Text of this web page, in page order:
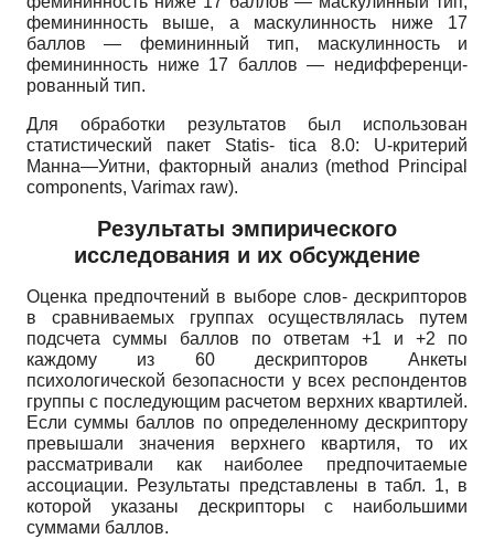
фемининность выше, а маскулинность ниже 17
баллов — феми­нинный тип, маскулинность и
феминин­ность ниже 17 баллов — недифференци­
рованный тип.
Для обработки результатов был использован
статистический пакет Statis- tica 8.0: U-критерий
Манна—Уитни, факторный анализ (method Principal
components, Varimax raw).
Результаты эмпирического
исследования и их обсуждение
Оценка предпочтений в выборе слов- дескрипторов
в сравниваемых группах осуществлялась путем
подсчета суммы баллов по ответам +1 и +2 по
каждому из 60 дескрипторов Анкеты
психологической безопасности у всех респондентов
группы с последующим расчетом верхних квартилей.
Если суммы баллов по определенному дескриптору
превышали значения верхнего квартиля, то их
рассматривали как наиболее предпочитаемые
ассоциации. Результаты представлены в табл. 1, в
которой указаны дескрипторы с наибольшими
суммами баллов.